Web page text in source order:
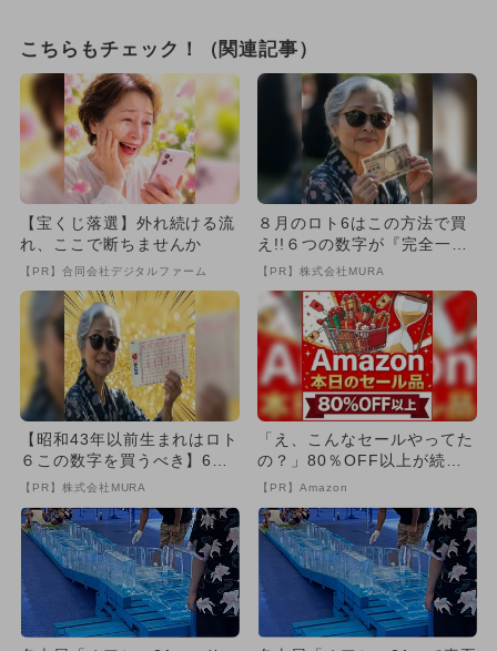
こちらもチェック！（関連記事）
【宝くじ落選】外れ続ける流
れ、ここで断ちませんか
【PR】合同会社デジタルファーム
８月のロト6はこの方法で買
え!!６つの数字が『完全一
致』する方法
【PR】株式会社MURA
【昭和43年以前生まれはロト
６この数字を買うべき】6つ
の数字が「完全一致」する
【PR】株式会社MURA
「え、こんなセールやってた
の？」80％OFF以上が続々
登場！Amazonの本気が...
【PR】Amazon